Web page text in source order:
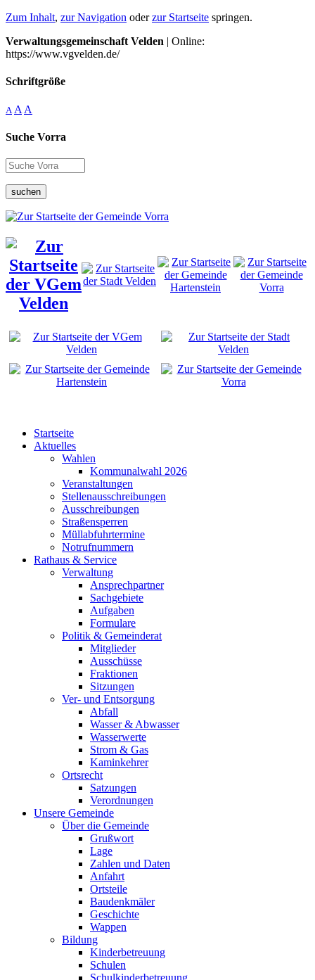
Zum Inhalt, zur Navigation oderzur Startseite springen.
Verwaltungsgemeinschaft Velden | Online:
https://www.vgvelden.de/
Schriftgröße
A A A
Suche Vorra
suchen
Startseite
Aktuelles
Wahlen
Kommunalwahl 2026
Veranstaltungen
Stellenausschreibungen
Ausschreibungen
Straßensperren
Müllabfuhrtermine
Notrufnummern
Rathaus & Service
Verwaltung
Ansprechpartner
Sachgebiete
Aufgaben
Formulare
Politik & Gemeinderat
Mitglieder
Ausschüsse
Fraktionen
Sitzungen
Ver- und Entsorgung
Abfall
Wasser & Abwasser
Wasserwerte
Strom & Gas
Kaminkehrer
Ortsrecht
Satzungen
Verordnungen
Unsere Gemeinde
Über die Gemeinde
Grußwort
Lage
Zahlen und Daten
Anfahrt
Ortsteile
Baudenkmäler
Geschichte
Wappen
Bildung
Kinderbetreuung
Schulen
Schulkinderbetreuung